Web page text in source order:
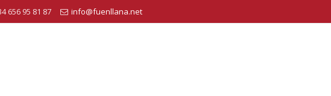
656 95 81 87 info@fuenllana.net